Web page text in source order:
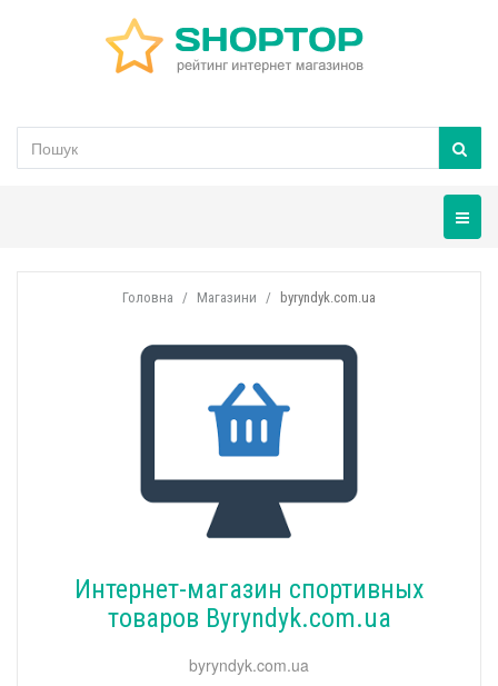
Головна Магазини byryndyk.com.ua
Интернет-магазин спортивных
товаров Byryndyk.com.ua
byryndyk.com.ua